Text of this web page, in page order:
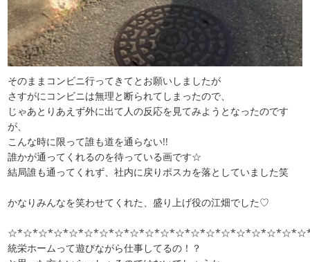
そのままコンビニ行ってきてとお願いしましたが
さすがにコンビニは無理と断られてしまったので、
じゃあとりあえず外に出て人の反応を見てみようとなったのです
が、
こんな時に限って誰も道を通らない!!
誰かが通ってくれるのを待っている画です☆
結局誰も通ってくれず、社内に戻りポスカを落としていました笑
かなりみんなを笑わせてくれた、盛り上げ役の江畑でした♡
統栄ホームって遊びながら仕事してるの！？